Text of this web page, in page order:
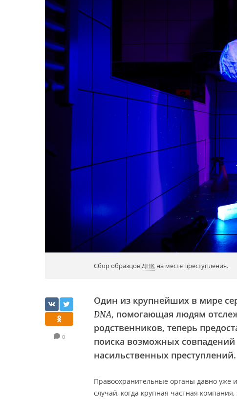
Сбор образцовДНК на месте преступления.
0
Один из крупнейших в мире
DNA, помогающая людям
родственников, теперь
поиска возможных
насильственных преступлений.
Правоохранительные органы давно уже
случай, когда крупная частная